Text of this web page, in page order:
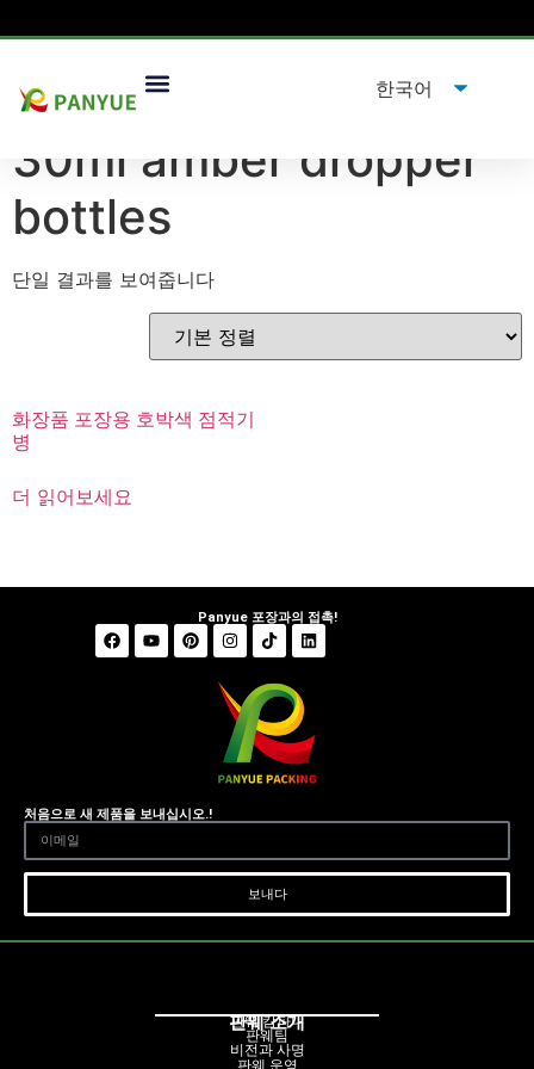
집/ 제품/ "태그"제품30 ml amber dropper bottles ”
30ml amber dropper
bottles
단일 결과를 보여줍니다
화장품 포장용 호박색 점적기
병
더 읽어보세요
Panyue 포장과의 접촉!
처음으로 새 제품을 보내십시오.!
보내다
판웨 소개
판웨 캄파니
판웨팀
비전과 사명
판웨 운영